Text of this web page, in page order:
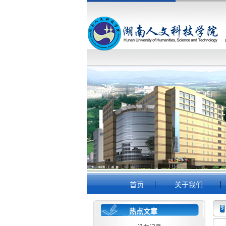
首页 | 关于我们 |
热点文章